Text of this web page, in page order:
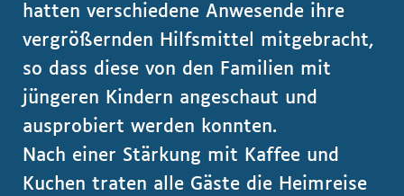
hatten verschiedene Anwesende ihre
vergrößernden Hilfsmittel mitgebracht,
so dass diese von den Familien mit
jüngeren Kindern angeschaut und
ausprobiert werden konnten.
Nach einer Stärkung mit Kaffee und
Kuchen traten alle Gäste die Heimreise